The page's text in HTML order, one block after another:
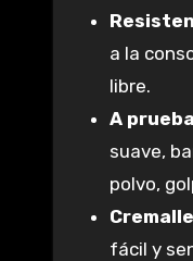
a la
libre.
A
suave,
polvo,
fácil y